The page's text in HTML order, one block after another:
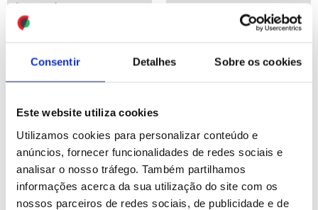
Consentir Detalhes Sobre os cookies
Este website utiliza cookies
Utilizamos cookies para personalizar conteúdo e
anúncios, fornecer funcionalidades de redes sociais e
analisar o nosso tráfego. Também partilhamos
informações acerca da sua utilização do site com os
nossos parceiros de redes sociais, de publicidade e de
(editado)
Ucrânia: Três mortos na
região de Sumi após
ataque russo
Japão deve reforçar
exército com urgência -
ministro da defesa